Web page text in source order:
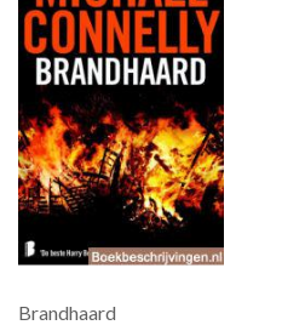
Brandhaard